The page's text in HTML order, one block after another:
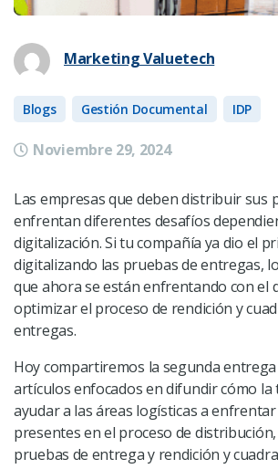
Marketing Valuetech
Blogs Gestión Documental IDP
Noviembre 29, 2024
Las empresas que deben distribuir sus
enfrentan diferentes desafíos
digitalización. Si tu compañía ya dio el
digitalizando las pruebas de entregas,
que ahora se están enfrentando con el
optimizar el proceso de rendición y
entregas.
Hoy compartiremos la segunda
artículos enfocados en difundir cómo la
ayudar a las áreas logísticas a
presentes en el proceso de
pruebas de entrega y rendición y